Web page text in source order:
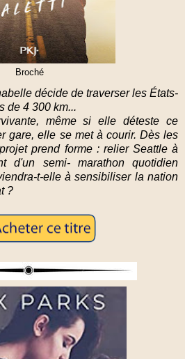
Broché
décide de traverser les États-
de 4 300 km...
même si elle déteste ce
gare, elle se met à courir. Dès les
prend forme : relier Seattle à
d'un semi- marathon quotidien
t-elle à sensibiliser la nation
?